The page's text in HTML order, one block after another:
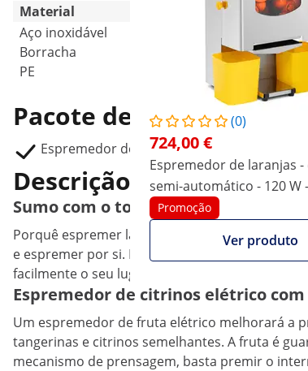
Material
Aço inoxidável
Borracha
PE
Pacote de entrega
Espremedor de laranjas RCOS-03
(0)
724,00 €
Espremedor de laranjas
semi-automático - 120 W
laranjas/min - Royal
Promoção
Ver produto
Descrição do Produto
Sumo com o toque de um botão:
Porquê espremer laranjas uma de cada vez
e espremer por si. Basta encher o orifício de
facilmente o seu lugar mesmo em espaços
Espremedor de citrinos elétrico
Um espremedor de fruta elétrico melhorará a
tangerinas e citrinos semelhantes. A fruta é
mecanismo de prensagem, basta premir o